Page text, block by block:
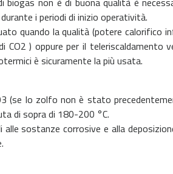
i periodi di inizio operatività.
quando la qualità (potere calorifico
CO2 ) oppure per il teleriscaldamento
è sicuramente la più usata.
(se lo zolfo non è stato
di sopra di 180-200 °C.
sostanze corrosive e alla